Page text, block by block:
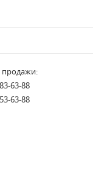
63-88
63-88